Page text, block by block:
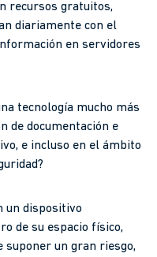
recursos gratuitos,
diariamente con el
en servidores
tecnología mucho más
de documentación e
e incluso en el ámbito
un dispositivo
de su espacio físico,
suponer un gran riesgo,